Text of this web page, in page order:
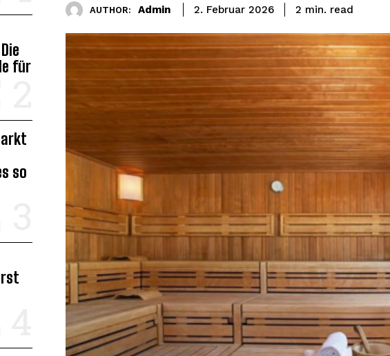
für
so
AUTHOR: Admin 2. Februar 2026 2 min. read